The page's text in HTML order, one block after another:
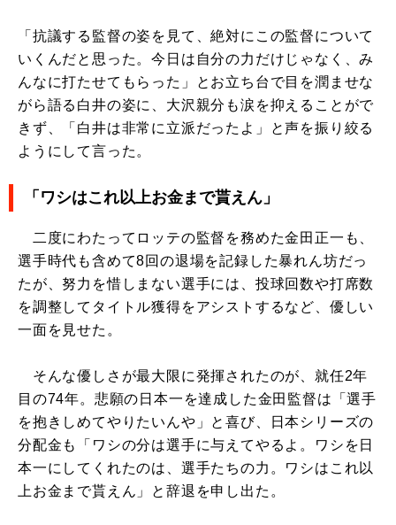
「抗議する監督の姿を見て、絶対にこの監督について
いくんだと思った。今日は自分の力だけじゃなく、み
んなに打たせてもらった」とお立ち台で目を潤ませな
がら語る白井の姿に、大沢親分も涙を抑えることがで
きず、「白井は非常に立派だったよ」と声を振り絞る
ようにして言った。
「ワシはこれ以上お金まで貰えん」
二度にわたってロッテの監督を務めた金田正一も、
選手時代も含めて8回の退場を記録した暴れん坊だっ
たが、努力を惜しまない選手には、投球回数や打席数
を調整してタイトル獲得をアシストするなど、優しい
一面を見せた。
そんな優しさが最大限に発揮されたのが、就任2年
目の74年。悲願の日本一を達成した金田監督は「選手
を抱きしめてやりたいんや」と喜び、日本シリーズの
分配金も「ワシの分は選手に与えてやるよ。ワシを日
本一にしてくれたのは、選手たちの力。ワシはこれ以
上お金まで貰えん」と辞退を申し出た。